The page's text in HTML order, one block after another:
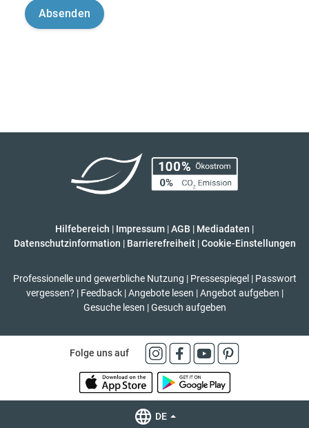
Hilfebereich | Impressum |AGB | Mediadaten |
Datenschutzinformation | Barrierefreiheit | Cookie-Einstellungen
Professionelle und gewerbliche Nutzung | Pressespiegel | Passwort
vergessen? | Feedback | Angebote lesen | Angebot aufgeben |
Gesuche lesen | Gesuch aufgeben
Folge uns auf
DE